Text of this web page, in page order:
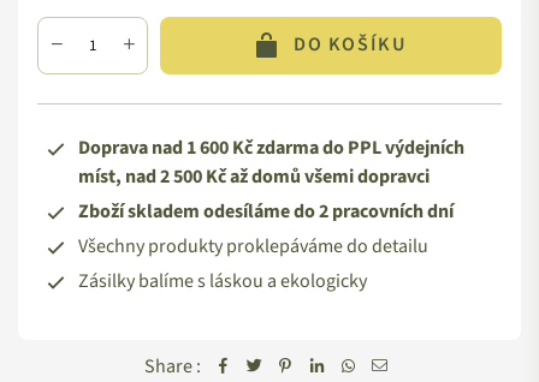
DO KOŠÍKU
Doprava nad 1 600 Kč zdarma do PPL výdejních
míst, nad 2 500 Kč až domů všemi dopravci
Zboží skladem odesíláme do 2 pracovních dní
Všechny produkty proklepáváme do detailu
Zásilky balíme s láskou a ekologicky
Share :